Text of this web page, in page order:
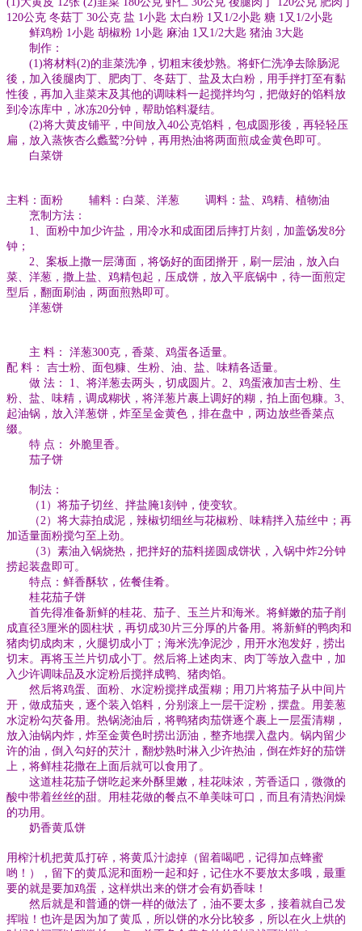
120公克 冬菇丁 30公克 盐 1小匙 太白粉 1又1/2小匙 糖 1又1/2小匙
鲜鸡粉 1小匙 胡椒粉 1小匙 麻油 1又1/2大匙 猪油 3大匙
制作：
(1)将材料(2)的韭菜洗净，切粗末後炒熟。将虾仁洗净去除肠泥
後，加入後腿肉丁、肥肉丁、冬菇丁、盐及太白粉，用手拌打至有黏
性後，再加入韭菜末及其他的调味料一起搅拌均匀，把做好的馅料放
到冷冻库中，冰冻20分钟，帮助馅料凝结。
(2)将大黄皮铺平，中间放入40公克馅料，包成圆形後，再轻轻压
扁，放入蒸恢杏么蠡鹫?分钟，再用热油将两面煎成金黄色即可。
白菜饼
主料：面粉 辅料：白菜、洋葱 调料：盐、鸡精、植物油
烹制方法：
1、面粉中加少许盐，用冷水和成面团后摔打片刻，加盖饧发8分
钟；
2、案板上撒一层薄面，将饧好的面团擀开，刷一层油，放入白
菜、洋葱，撒上盐、鸡精包起，压成饼，放入平底锅中，待一面煎定
型后，翻面刷油，两面煎熟即可。
洋葱饼
主 料： 洋葱300克，香菜、鸡蛋各适量。
配 料： 吉士粉、面包糠、生粉、油、盐、味精各适量。
做 法： 1、将洋葱去两头，切成圆片。2、鸡蛋液加吉士粉、生
粉、盐、味精，调成糊状，将洋葱片裹上调好的糊，拍上面包糠。3、
起油锅，放入洋葱饼，炸至呈金黄色，排在盘中，两边放些香菜点
缀。
特 点： 外脆里香。
茄子饼
制法：
（1）将茄子切丝、拌盐腌1刻钟，使变软。
（2）将大蒜拍成泥，辣椒切细丝与花椒粉、味精拌入茄丝中；再
加适量面粉搅匀至上劲。
（3）素油入锅烧热，把拌好的茄料搓圆成饼状，入锅中炸2分钟
捞起装盘即可。
特点：鲜香酥软，佐餐佳肴。
桂花茄子饼
首先得准备新鲜的桂花、茄子、玉兰片和海米。将鲜嫩的茄子削
成直径3厘米的圆柱状，再切成30片三分厚的片备用。将新鲜的鸭肉和
猪肉切成肉末，火腿切成小丁；海米洗净泥沙，用开水泡发好，捞出
切末。再将玉兰片切成小丁。然后将上述肉末、肉丁等放入盘中，加
入少许调味品及水淀粉后搅拌成鸭、猪肉馅。
然后将鸡蛋、面粉、水淀粉搅拌成蛋糊；用刀片将茄子从中间片
开，做成茄夹，逐个装入馅料，分别滚上一层干淀粉，摆盘。用姜葱
水淀粉勾芡备用。热锅浇油后，将鸭猪肉茄饼逐个裹上一层蛋清糊，
放入油锅内炸，炸至金黄色时捞出沥油，整齐地摆入盘内。锅内留少
许的油，倒入勾好的芡汁，翻炒熟时淋入少许热油，倒在炸好的茄饼
上，将鲜桂花撒在上面后就可以食用了。
这道桂花茄子饼吃起来外酥里嫩，桂花味浓，芳香适口，微微的
酸中带着丝丝的甜。用桂花做的餐点不单美味可口，而且有清热润燥
的功用。
奶香黄瓜饼
用榨汁机把黄瓜打碎，将黄瓜汁滤掉（留着喝吧，记得加点蜂蜜
哟！），留下的黄瓜泥和面粉一起和好，记住水不要放太多哦，最重
要的就是要加鸡蛋，这样烘出来的饼才会有奶香味！
然后就是和普通的饼一样的做法了，油不要太多，接着就自己发
挥啦！也许是因为加了黄瓜，所以饼的水分比较多，所以在火上烘的